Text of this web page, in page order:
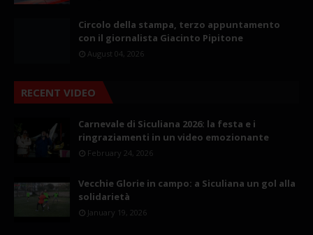
Circolo della stampa, terzo appuntamento
con il giornalista Giacinto Pipitone
August 04, 2026
RECENT VIDEO
Carnevale di Siculiana 2026: la festa e i
ringraziamenti in un video emozionante
February 24, 2026
Vecchie Glorie in campo: a Siculiana un gol alla
solidarietà
January 19, 2026